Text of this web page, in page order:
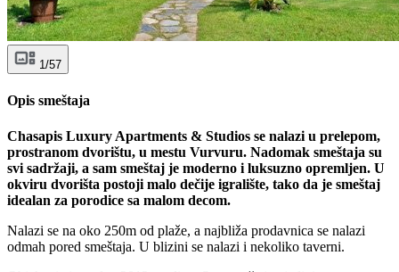
1/57
Opis smeštaja
Chasapis Luxury Apartments & Studios se nalazi u prelepom,
prostranom dvorištu, u mestu Vurvuru. Nadomak smeštaja su
svi sadržaji, a sam smeštaj je moderno i luksuzno opremljen. U
okviru dvorišta postoji malo dečije igralište, tako da je smeštaj
idealan za porodice sa malom decom.
Nalazi se na oko 250m od plaže, a najbliža prodavnica se nalazi
odmah pored smeštaja. U blizini se nalazi i nekoliko taverni.